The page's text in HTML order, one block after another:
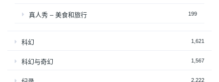
真人秀 – 美食和旅行 199
科幻 1,621
科幻与奇幻 1,567
2,222